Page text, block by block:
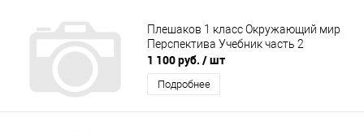
Плешаков 1 класс Окружающий мир
Перспектива Учебник часть 2
1 100 руб. / шт
Подробнее